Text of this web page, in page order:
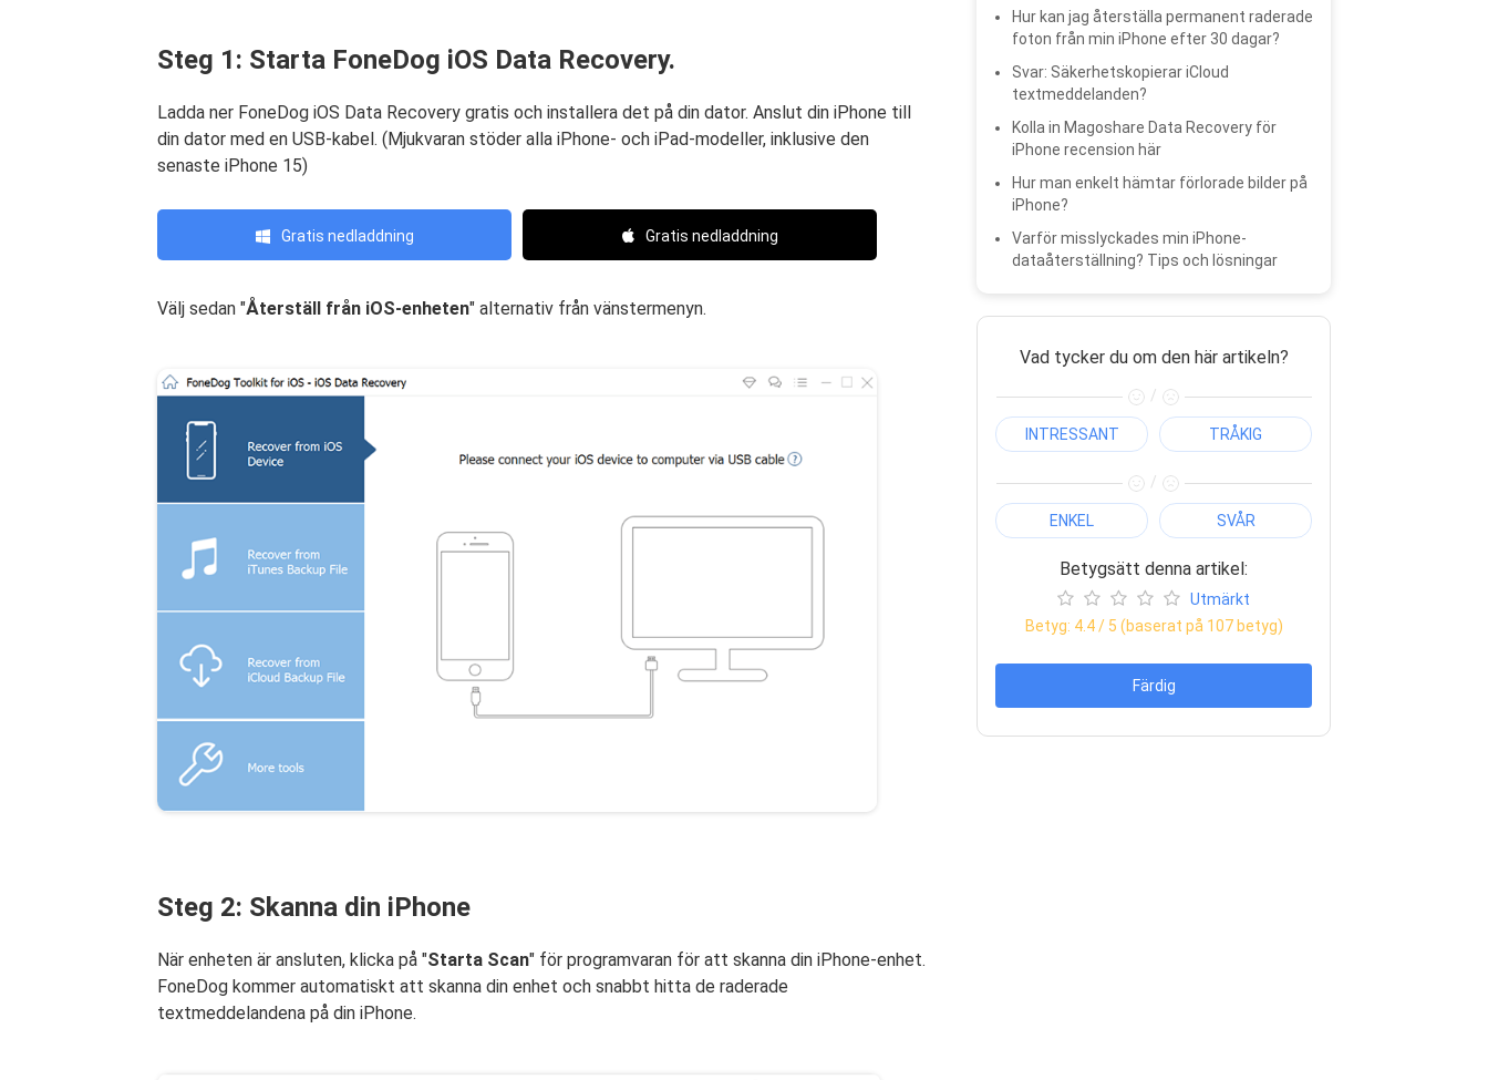
Steg 1: Starta FoneDog iOS Data Recovery.
Ladda ner FoneDog iOS Data Recovery gratis och installera det på din dator. Anslut din iPhone till
din dator med en USB-kabel. (Mjukvaran stöder alla iPhone- och iPad-modeller, inklusive den
senaste iPhone 15)
Gratis nedladdning Gratis nedladdning
Välj sedan "Återställ från iOS-enheten" alternativ från vänstermenyn.
Steg 2: Skanna din iPhone
När enheten är ansluten, klicka på "Starta Scan" för programvaran för att skanna din iPhone-enhet.
FoneDog kommer automatiskt att skanna din enhet och snabbt hitta de raderade
textmeddelandena på din iPhone.
Hur kan jag återställa permanent raderade
foton från min iPhone efter 30 dagar?
Svar: Säkerhetskopierar iCloud
textmeddelanden?
Kolla in Magoshare Data Recovery för
iPhone recension här
Hur man enkelt hämtar förlorade bilder på
iPhone?
Varför misslyckades min iPhone-
dataåterställning? Tips och lösningar
Vad tycker du om den här artikeln?
/
INTRESSANT TRÅKIG
/
ENKEL SVÅR
Betygsätt denna artikel:
Utmärkt
Betyg: 4.4/ 5 (baserat på 107betyg)
Färdig